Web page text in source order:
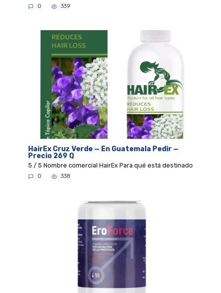
0 339
HairEx Cruz Verde — En Guatemala Pedir —
Precio 269 Q
5 / 5 Nombre comercial HairEx Para qué está destinado
0 338